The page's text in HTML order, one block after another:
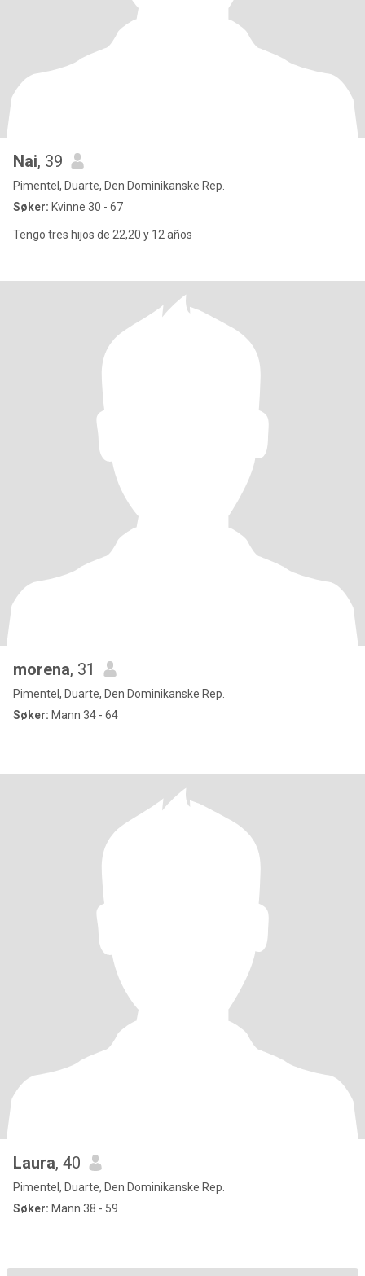
Nai, 39
Pimentel, Duarte, Den Dominikanske Rep.
Søker: Kvinne 30 - 67
Tengo tres hijos de 22,20 y 12 años
morena, 31
Pimentel, Duarte, Den Dominikanske Rep.
Søker: Mann 34 - 64
Laura, 40
Pimentel, Duarte, Den Dominikanske Rep.
Søker: Mann 38 - 59